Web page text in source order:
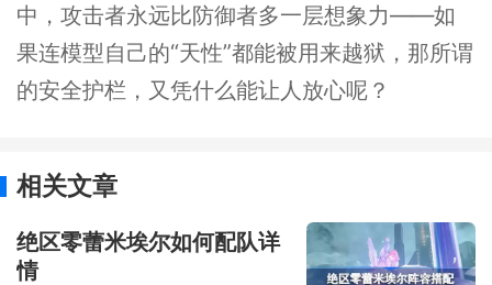
中，攻击者永远比防御者多一层想象力——如
果连模型自己的“天性”都能被用来越狱，那所谓
的安全护栏，又凭什么能让人放心呢？
相关文章
绝区零蕾米埃尔如何配队详
情